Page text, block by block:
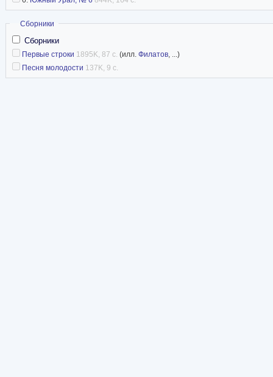
Скрыть
Сборники
Сборники
Первые строки 1895K, 87 с. (илл. Филатов, ...)
Песня молодости 137K, 9 с.